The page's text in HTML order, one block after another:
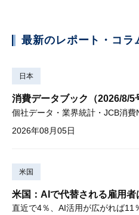
最新のレポート・コラ
日本
消費データブック（2026/8/5
2026年08月05日
米国
米国：AIで代替される雇用者